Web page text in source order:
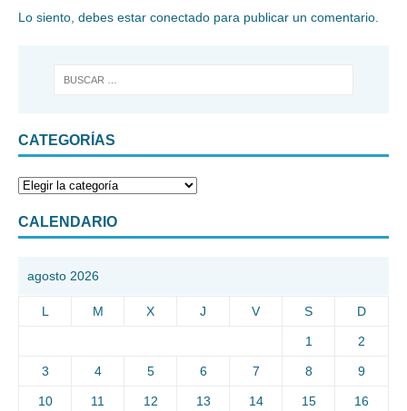
Lo siento, debes estar conectado para publicar un comentario.
CATEGORÍAS
CALENDARIO
agosto 2026
L M X J V S D
1 2
3 4 5 6 7 8 9
10 11 12 13 14 15 16